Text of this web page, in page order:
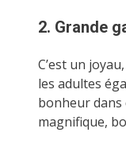
2. Grande
C’est un
les adultes
bonheur
magnifique,